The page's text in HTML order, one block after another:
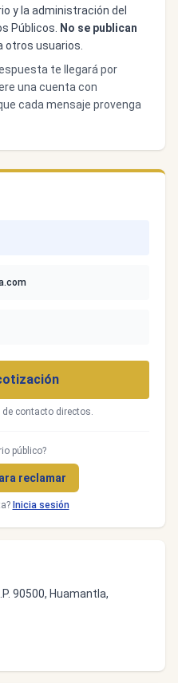
y la administración del
Públicos.
No se publican
otros usuarios.
te llegará por
una cuenta con
cada mensaje provenga
contacto directos.
público?
reclamar
Inicia sesión
90500, Huamantla,